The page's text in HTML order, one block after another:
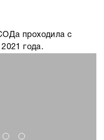
проходила с
года.